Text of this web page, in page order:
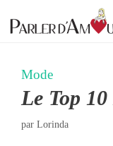
au
Mode
Le Top
par Lorinda